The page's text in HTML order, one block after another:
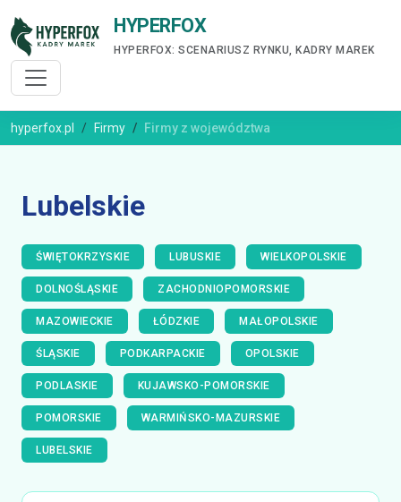
HYPERFOX
HYPERFOX: SCENARIUSZ RYNKU, KADRY MAREK
hyperfox.pl Firmy Firmy z województwa
Lubelskie
ŚWIĘTOKRZYSKIE LUBUSKIE WIELKOPOLSKIE
DOLNOŚLĄSKIE ZACHODNIOPOMORSKIE
MAZOWIECKIE ŁÓDZKIE MAŁOPOLSKIE
ŚLĄSKIE PODKARPACKIE OPOLSKIE
PODLASKIE KUJAWSKO-POMORSKIE
POMORSKIE WARMIŃSKO-MAZURSKIE
LUBELSKIE